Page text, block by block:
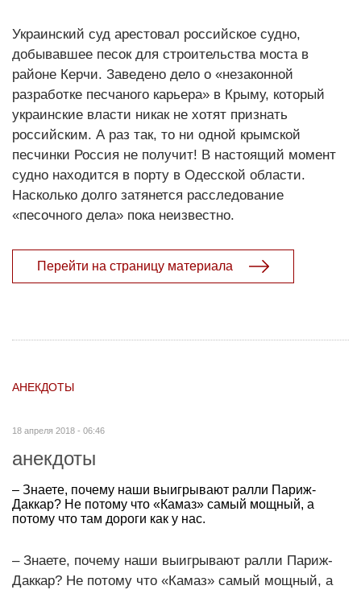
Украинский суд арестовал российское судно,
добывавшее песок для строительства моста в
районе Керчи. Заведено дело о «незаконной
разработке песчаного карьера» в Крыму, который
украинские власти никак не хотят признать
российским. А раз так, то ни одной крымской
песчинки Россия не получит! В настоящий момент
судно находится в порту в Одесской области.
Насколько долго затянется расследование
«песочного дела» пока неизвестно.
Перейти на страницу материала
АНЕКДОТЫ
18 апреля 2018 - 06:46
анекдоты
– Знаете, почему наши выигрывают ралли Париж-
Даккар? Не потому что «Камаз» самый мощный, а
потому что там дороги как у нас.
– Знаете, почему наши выигрывают ралли Париж-
Даккар? Не потому что «Камаз» самый мощный, а